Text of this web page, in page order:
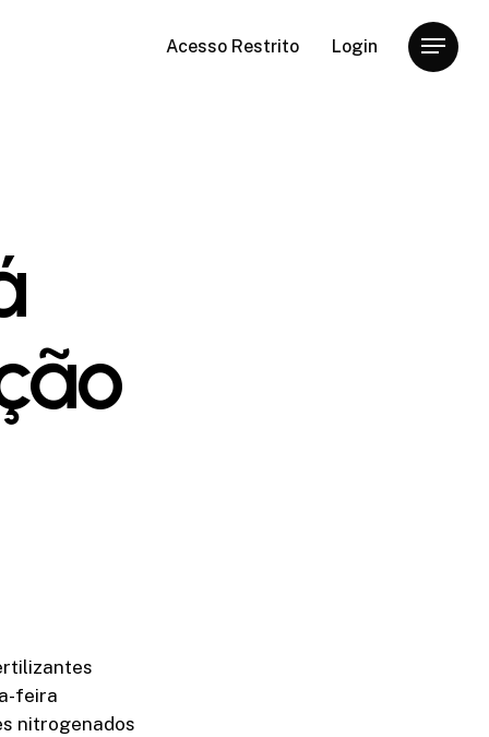
Acesso Restrito Login Menu
feira
nitrogenados